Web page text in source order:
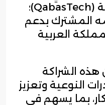
الابتكار مع قبس التقنية (QabasTech)؛
المشترك بدعم
العربية
هذه الشراكة
النوعية وتعزيز
بما يسهم في